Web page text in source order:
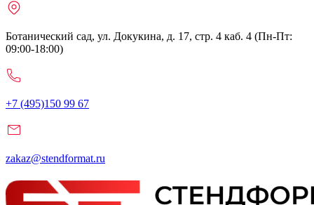
Ботанический сад, ул. Докукина, д. 17, стр. 4 каб. 4 (Пн-Пт:
09:00-18:00)
+7 (495)150 99 67
zakaz@stendformat.ru